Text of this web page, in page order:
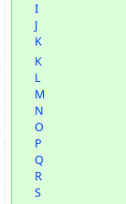
I
J
K
K
L
M
N
O
P
Q
R
S